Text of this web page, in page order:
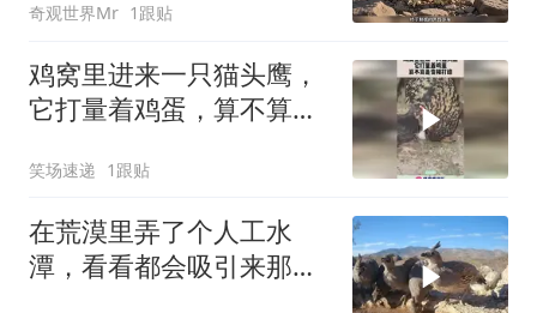
奇观世界Mr 1跟贴
鸡窝里进来一只猫头鹰，
它打量着鸡蛋，算不算是
笑场速递 1跟贴
在荒漠里弄了个人工水
潭，看看都会吸引来那些